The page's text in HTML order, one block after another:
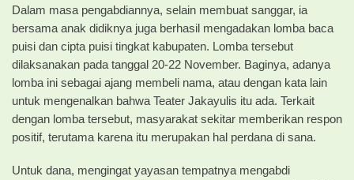
Dalam masa pengabdiannya, selain membuat sanggar, ia
bersama anak didiknya juga berhasil mengadakan lomba baca
puisi dan cipta puisi tingkat kabupaten. Lomba tersebut
dilaksanakan pada tanggal 20-22 November. Baginya, adanya
lomba ini sebagai ajang membeli nama, atau dengan kata lain
untuk mengenalkan bahwa Teater Jakayulis itu ada. Terkait
dengan lomba tersebut, masyarakat sekitar memberikan respon
positif, terutama karena itu merupakan hal perdana di sana.
Untuk dana, mengingat yayasan tempatnya mengabdi